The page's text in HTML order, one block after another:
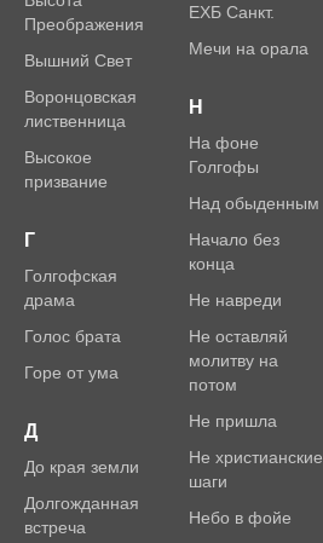
Преображения
Вышний Свет
Воронцовская
лиственница
Высокое
призвание
Г
Голгофская
драма
Голос брата
Горе от ума
Д
До края земли
Долгожданная
встреча
ЕХБ Санкт.
Мечи на орала
Н
На фоне
Голгофы
Над обыденным
Начало без
конца
Не навреди
Не оставляй
молитву на
потом
Не пришла
Не христианские
шаги
Небо в фойе